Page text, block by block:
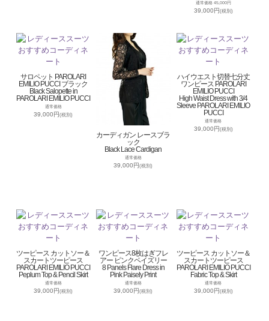
通常価格 45,000円
39,000円(税別)
サロペット PAROLARI
EMILIO PUCCI ブラック
Black Salopette in
PAROLARI EMILIO PUCCI
通常価格
39,000円(税別)
カーディガン レースブラ
ック
Black Lace Cardigan
通常価格
39,000円(税別)
ハイウエスト切替七分丈
ワンピース PAROLARI
EMILIO PUCCI
High Waist Dress with 3/4
Sleeve PAROLARI EMILIO
PUCCI
通常価格
39,000円(税別)
ツーピース カットソー＆
スカートツーピース
PAROLARI EMILIO PUCCI
Peplum Top & Pencil Skirt
通常価格
39,000円(税別)
ワンピース8枚はぎフレ
アー ピンクペイズリー
8 Panels Flare Dress in
Pink Paisely Print
通常価格
39,000円(税別)
ツーピース カットソー＆
スカートツーピース
PAROLARI EMILIO PUCCI
Fabric Top & Skirt
通常価格
39,000円(税別)